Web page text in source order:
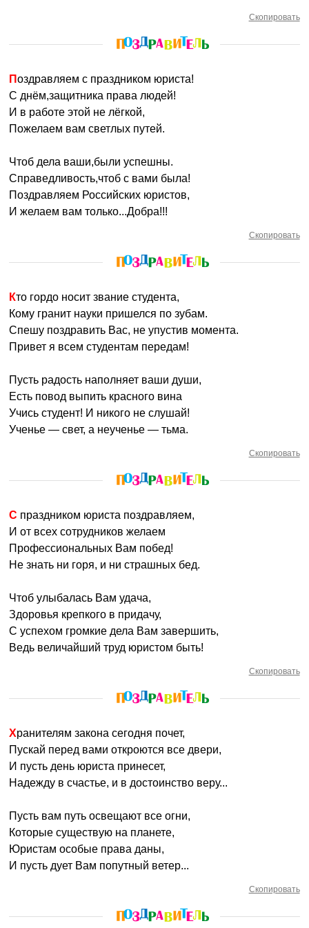
Скопировать
Поздравляем с праздником юриста!
С днём,защитника права людей!
И в работе этой не лёгкой,
Пожелаем вам светлых путей.
Чтоб дела ваши,были успешны.
Справедливость,чтоб с вами была!
Поздравляем Российских юристов,
И желаем вам только...Добра!!!
Скопировать
Кто гордо носит звание студента,
Кому гранит науки пришелся по зубам.
Спешу поздравить Вас, не упустив момента.
Привет я всем студентам передам!
Пусть радость наполняет ваши души,
Есть повод выпить красного вина
Учись студент! И никого не слушай!
Ученье — свет, а неученье — тьма.
Скопировать
С праздником юриста поздравляем,
И от всех сотрудников желаем
Профессиональных Вам побед!
Не знать ни горя, и ни страшных бед.
Чтоб улыбалась Вам удача,
Здоровья крепкого в придачу,
С успехом громкие дела Вам завершить,
Ведь величайший труд юристом быть!
Скопировать
Хранителям закона сегодня почет,
Пускай перед вами откроются все двери,
И пусть день юриста принесет,
Надежду в счастье, и в достоинство веру...
Пусть вам путь освещают все огни,
Которые существую на планете,
Юристам особые права даны,
И пусть дует Вам попутный ветер...
Скопировать